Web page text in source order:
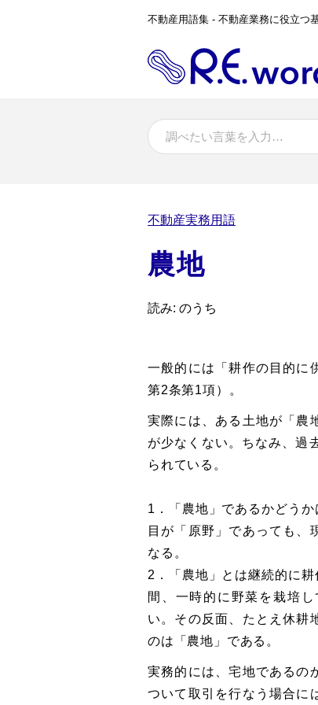
不動産用語集 - 不動産業務に役立つ
不動産実務用語
農地
読み: のうち
一般的には「耕作の目的に
第2条第1項）。
実際には、ある土地が「農
が少なくない。ちなみ、過
られている。
1．「農地」であるかどうか
目が「原野」であっても、
なる。
2．「農地」とは継続的に
間、一時的に野菜を栽培
い。その反面、たとえ休耕
のは「農地」である。
実務的には、宅地であるの
ついて取引を行なう場合に